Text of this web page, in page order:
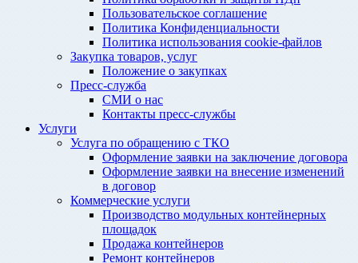
Пользовательское соглашение
Политика Конфиденциальности
Политика использования cookie-файлов
Закупка товаров, услуг
Положение о закупках
Пресс-служба
СМИ о нас
Контакты пресс-службы
Услуги
Услуга по обращению с ТКО
Оформление заявки на заключение договора
Оформление заявки на внесение изменений
в договор
Коммерческие услуги
Производство модульных контейнерных
площадок
Продажа контейнеров
Ремонт контейнеров